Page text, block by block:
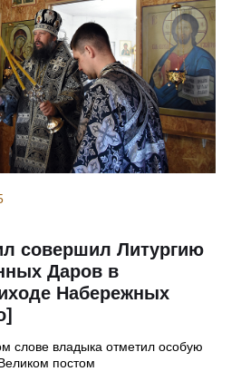
совершил Литургию
Даров в
Набережных
слове владыка отметил особую
постом